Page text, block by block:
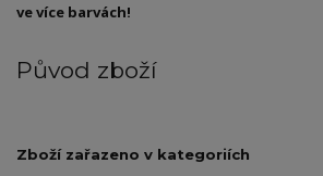
ve více barvách!
Původ zboží
Zboží zařazeno v kategoriích